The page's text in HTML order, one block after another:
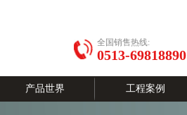
全国销售热线:
0513-69818890
产品世界 工程案例